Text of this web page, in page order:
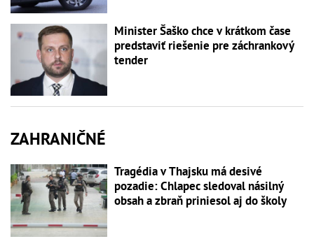
Minister Šaško chce v krátkom čase
predstaviť riešenie pre záchrankový
tender
ZAHRANIČNÉ
Tragédia v Thajsku má desivé
pozadie: Chlapec sledoval násilný
obsah a zbraň priniesol aj do školy